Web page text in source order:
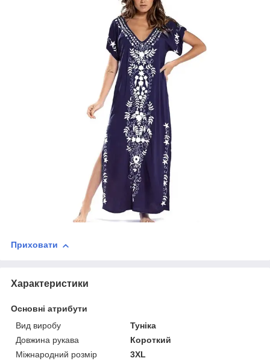
Приховати
Характеристики
Основні атрибути
Вид виробу
Туніка
Довжина рукава
Короткий
Міжнародний розмір
3XL